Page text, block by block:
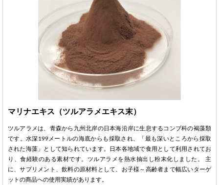
マリナエキス（ツルアラメエキス末）
ツルアラメは、青森から九州北岸の日本海沿岸に生息するコンブ科の褐藻類
です。水深199メートルの海底からも採取され、「最も深いところから採取
された海藻」として知られています。日本各地域で食用として利用されてお
り、食経験のある素材です。ツルアラメを熱水抽出し粉末化しました。 主
に、サプリメント、飲料の原材料として、お子様～高齢者まで幅広いターゲ
ットの商品への使用実績があります。